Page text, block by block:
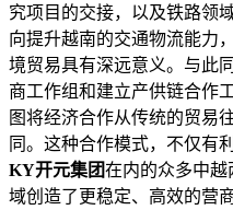
究项目的交接，以及铁路领
向提升越南的交通物流能力
境贸易具有深远意义。与此
商工作组和建立产供链合作
图将经济合作从传统的贸易
同。这种合作模式，不仅有
KY开元集团在内的众多中越
域创造了更稳定、高效的营